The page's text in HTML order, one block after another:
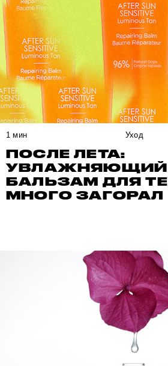
1 мин Уход
ПОСЛЕ ЛЕТА:
УВЛАЖНЯЮЩИЙ
БАЛЬЗАМ ДЛЯ
МНОГО ЗАГОРАЛ